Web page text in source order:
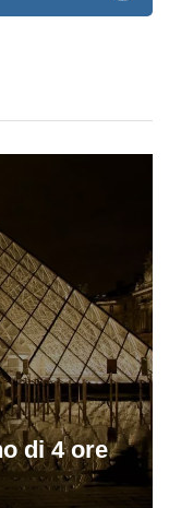
di 4 ore